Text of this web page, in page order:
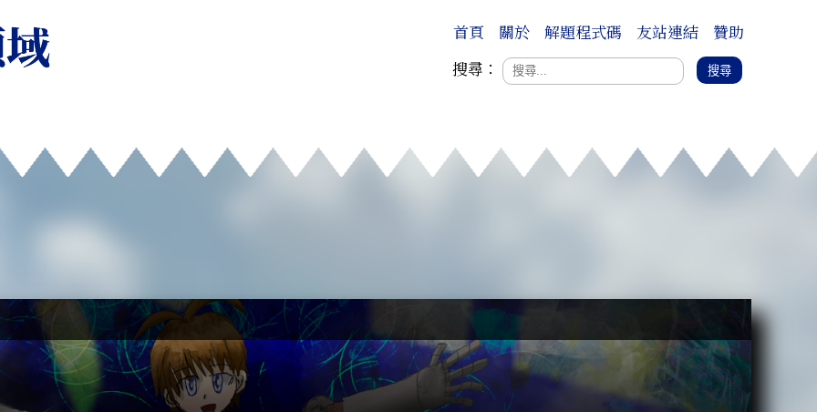
首頁 關於 解題程式碼 友站連結
贊助
搜尋：